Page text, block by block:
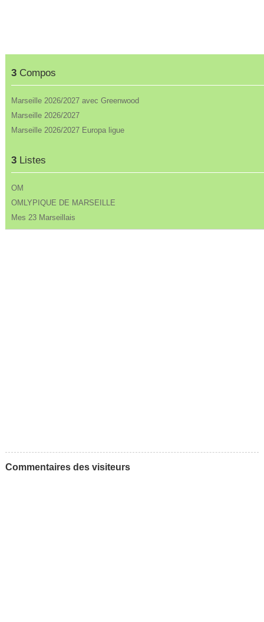
3Compos
Marseille 2026/2027 avec Greenwood
Marseille 2026/2027
Marseille 2026/2027 Europa ligue
3Listes
OM
OMLYPIQUE DE MARSEILLE
Mes 23 Marseillais
Commentaires des visiteurs